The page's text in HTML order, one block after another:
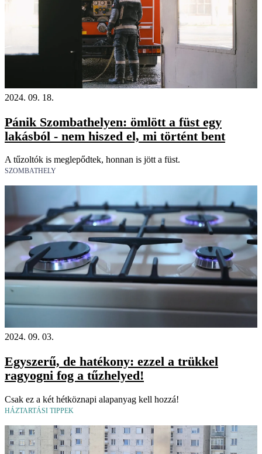
2024. 09. 18.
Pánik Szombathelyen: ömlött a füst egy
lakásból - nem hiszed el, mi történt bent
A tűzoltók is meglepődtek, honnan is jött a füst.
SZOMBATHELY
2024. 09. 03.
Egyszerű, de hatékony: ezzel a trükkel
ragyogni fog a tűzhelyed!
Csak ez a két hétköznapi alapanyag kell hozzá!
HÁZTARTÁSI TIPPEK